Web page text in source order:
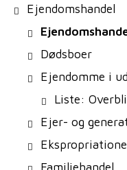
Ejendomshandel
Dødsboer
Ejendomme i
Liste:
Ejer- og
Familiehandel